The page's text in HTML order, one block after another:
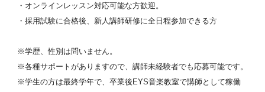
・オンラインレッスン対応可能な方歓迎。
・採用試験に合格後、新人講師研修に全日程参加できる方
※学歴、性別は問いません。
※各種サポートがありますので、講師未経験者でも応募可能です。
※学生の方は最終学年で、卒業後EYS音楽教室で講師として稼働